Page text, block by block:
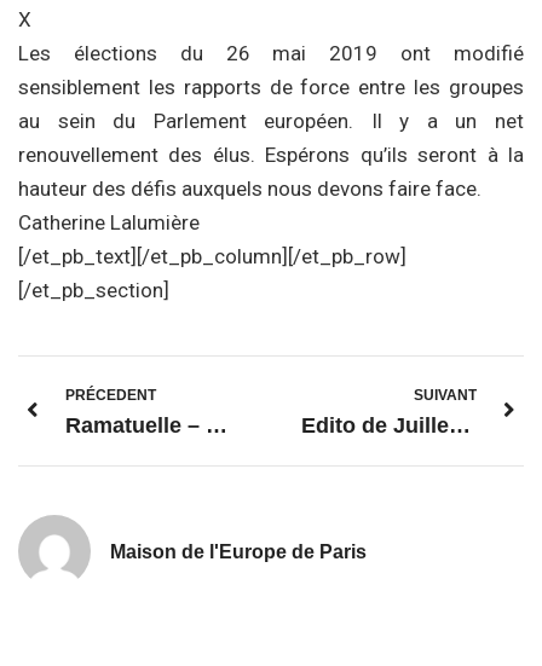
X
Les élections du 26 mai 2019 ont modifié
sensiblement les rapports de force entre les groupes
au sein du Parlement européen. Il y a un net
renouvellement des élus. Espérons qu’ils seront à la
hauteur des défis auxquels nous devons faire face.
Catherine Lalumière
[/et_pb_text][/et_pb_column][/et_pb_row]
[/et_pb_section]
PRÉCEDENT
Ramatuelle – Mots de Catherine Lalumière en hommage à Gérard Philip
SUIVANT
Edito de Juillet 2019 – Union européenne : le pilotage – Catherine Lalumière
Maison de l'Europe de Paris